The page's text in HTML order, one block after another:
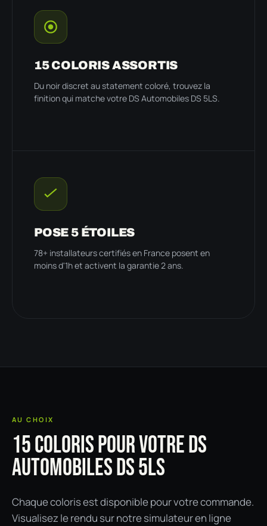
15 COLORIS ASSORTIS
Du noir discret au statement coloré, trouvez la
finition qui matche votre DS Automobiles DS 5LS.
POSE 5 ÉTOILES
78+ installateurs certifiés en France posent en
moins d'1h et activent la garantie 2 ans.
AU CHOIX
15 COLORIS POUR VOTRE DS
AUTOMOBILES DS 5LS
Chaque coloris est disponible pour votre commande.
Visualisez le rendu sur notre simulateur en ligne